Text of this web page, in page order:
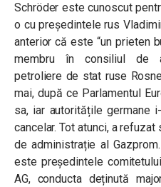
Schröder este cunoscut
o cu președintele rus
anterior că este “un prieten
membru în consiliul de
petroliere de stat ruse
mai, după ce Parlamentul
sa, iar autoritățile germane
cancelar. Tot atunci, a
de administrație al
este președintele
AG, conducta deținută